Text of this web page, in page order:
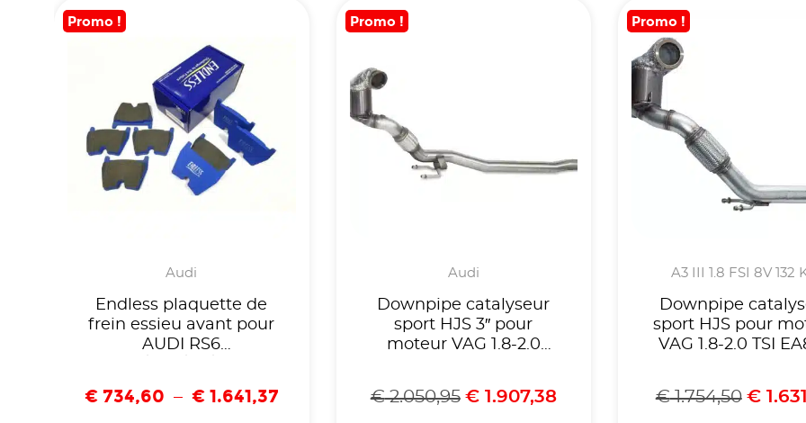
Promo !
Audi
Endless plaquette de
frein essieu avant pour
AUDI RS6
EIP159
€734,60 – €1.641,37
Promo !
Audi
Downpipe catalyseur
sport HJS 3″ pour
moteur VAG 1.8-2.0
Skoda Octavia ,Seat
€2.050,95 €1.907,38
Promo !
A3 III 1.8 FSI 8V 132
Downpipe
sport HJS pour
VAG 1.8-2.0 TSI
€1.754,50 €